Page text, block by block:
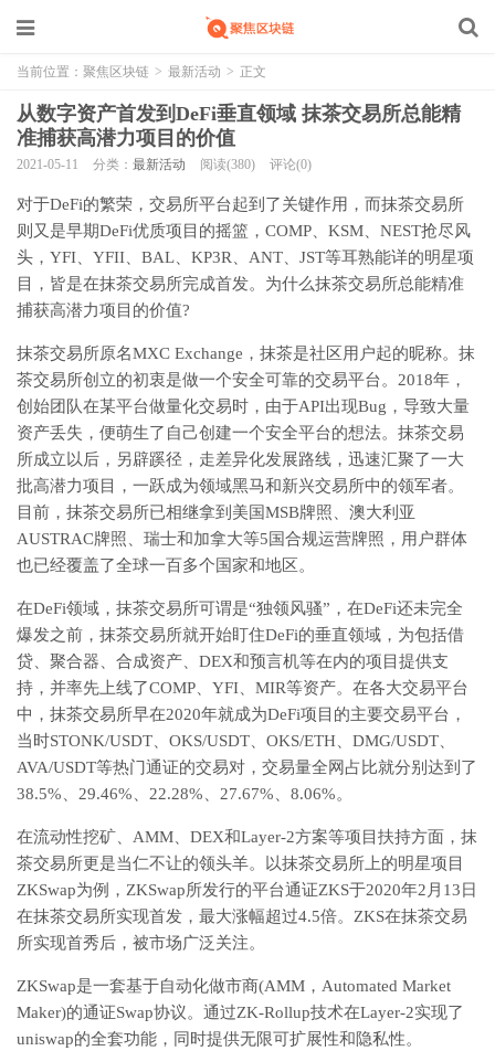
当前位置： 聚焦区块链 > 最新活动 > 正文
从数字资产首发到DeFi垂直领域 抹茶交易所总能精
准捕获高潜力项目的价值
2021-05-11 分类： 最新活动 阅读(380) 评论(0)
对于DeFi的繁荣，交易所平台起到了关键作用，而抹茶交易所
则又是早期DeFi优质项目的摇篮，COMP、KSM、NEST抢尽风
头，YFI、YFII、BAL、KP3R、ANT、JST等耳熟能详的明星项
目，皆是在抹茶交易所完成首发。为什么抹茶交易所总能精准
捕获高潜力项目的价值?
抹茶交易所原名MXC Exchange，抹茶是社区用户起的昵称。抹
茶交易所创立的初衷是做一个安全可靠的交易平台。2018年，
创始团队在某平台做量化交易时，由于API出现Bug，导致大量
资产丢失，便萌生了自己创建一个安全平台的想法。抹茶交易
所成立以后，另辟蹊径，走差异化发展路线，迅速汇聚了一大
批高潜力项目，一跃成为领域黑马和新兴交易所中的领军者。
目前，抹茶交易所已相继拿到美国MSB牌照、澳大利亚
AUSTRAC牌照、瑞士和加拿大等5国合规运营牌照，用户群体
也已经覆盖了全球一百多个国家和地区。
在DeFi领域，抹茶交易所可谓是“独领风骚”，在DeFi还未完全
爆发之前，抹茶交易所就开始盯住DeFi的垂直领域，为包括借
贷、聚合器、合成资产、DEX和预言机等在内的项目提供支
持，并率先上线了COMP、YFI、MIR等资产。在各大交易平台
中，抹茶交易所早在2020年就成为DeFi项目的主要交易平台，
当时STONK/USDT、OKS/USDT、OKS/ETH、DMG/USDT、
AVA/USDT等热门通证的交易对，交易量全网占比就分别达到了
38.5%、29.46%、22.28%、27.67%、8.06%。
在流动性挖矿、AMM、DEX和Layer-2方案等项目扶持方面，抹
茶交易所更是当仁不让的领头羊。以抹茶交易所上的明星项目
ZKSwap为例，ZKSwap所发行的平台通证ZKS于2020年2月13日
在抹茶交易所实现首发，最大涨幅超过4.5倍。ZKS在抹茶交易
所实现首秀后，被市场广泛关注。
ZKSwap是一套基于自动化做市商(AMM，Automated Market
Maker)的通证Swap协议。通过ZK-Rollup技术在Layer-2实现了
uniswap的全套功能，同时提供无限可扩展性和隐私性。